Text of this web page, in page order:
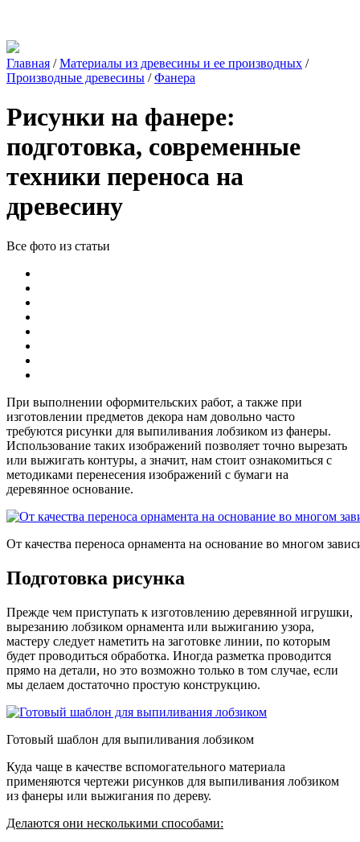
Главная /Материалы из древесины и ее производных /
Производные древесины /Фанера
Рисунки на фанере:
подготовка, современные
техники переноса на
древесину
Все фото из статьи
При выполнении оформительских работ, а также при
изготовлении предметов декора нам довольно часто
требуются рисунки для выпиливания лобзиком из фанеры.
Использование таких изображений позволяет точно вырезать
или выжигать контуры, а значит, нам стоит ознакомиться с
методиками перенесения изображений с бумаги на
деревянное основание.
От качества переноса орнамента на основание во многом
Подготовка рисунка
Прежде чем приступать к изготовлению деревянной игрушки,
вырезанию лобзиком орнамента или выжиганию узора,
мастеру следует наметить на заготовке линии, по которым
будет проводиться обработка. Иногда разметка проводится
прямо на детали, но это возможно только в том случае, если
мы делаем достаточно простую конструкцию.
Готовый шаблон для выпиливания лобзиком
Куда чаще в качестве вспомогательного материала
применяются чертежи рисунков для выпиливания лобзиком
из фанеры или выжигания по дереву.
Делаются они несколькими способами: